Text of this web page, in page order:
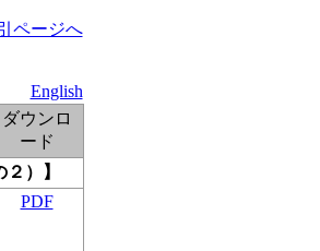
ページへ
English
ダウンロ
ード
）】
PDF